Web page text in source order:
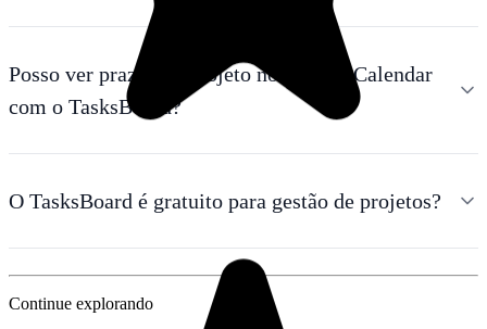
Posso ver prazos de projeto no Google Calendar
com o TasksBoard?
O TasksBoard é gratuito para gestão de projetos?
Continue explorando